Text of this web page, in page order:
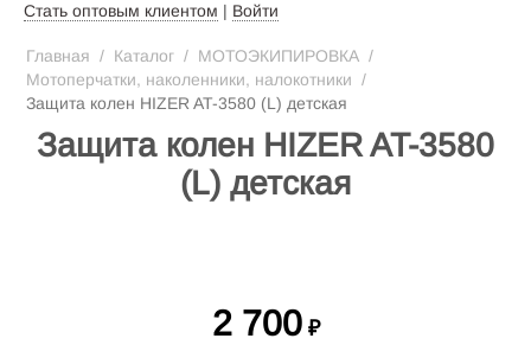
Стать оптовым клиентом | Войти
Главная / Каталог / МОТОЭКИПИРОВКА /
Мотоперчатки, наколенники, налокотники /
Защита колен HIZER AT-3580 (L) детская
Защита колен HIZER AT-3580
(L) детская
2 700 ₽